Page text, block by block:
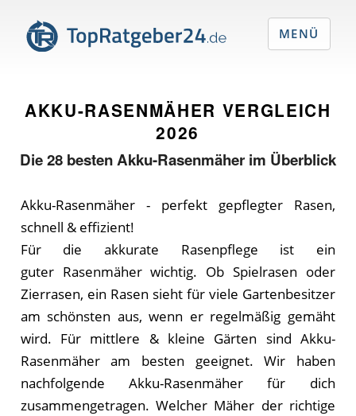
AKKU-RASENMÄHER VERGLEICH
2026
Die28 besten Akku-Rasenmäher im Überblick
Akku-Rasenmäher - perfekt gepflegter Rasen,
schnell & effizient!
Für die akkurate Rasenpflege ist ein
guter Rasenmäher wichtig. Ob Spielrasen oder
Zierrasen, ein Rasen sieht für viele Gartenbesitzer
am schönsten aus, wenn er regelmäßig gemäht
wird. Für mittlere & kleine Gärten sind Akku-
Rasenmäher am besten geeignet. Wir haben
nachfolgende Akku-Rasenmäher für dich
zusammengetragen. Wel­cher Mäher der rich­ti­ge
MENÜ